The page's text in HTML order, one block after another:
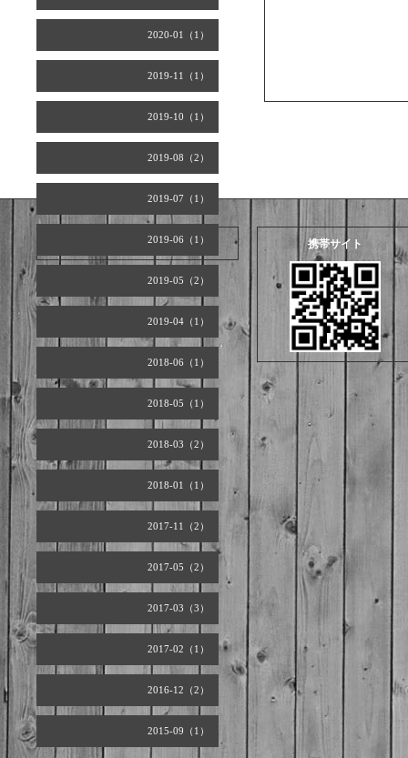
2020-01（1）
2019-11（1）
2019-10（1）
2019-08（2）
2019-07（1）
2019-06（1）
2019-05（2）
2019-04（1）
2018-06（1）
2018-05（1）
2018-03（2）
2018-01（1）
2017-11（2）
2017-05（2）
2017-03（3）
2017-02（1）
2016-12（2）
2015-09（1）
2026.08.07 Friday 携帯サイト